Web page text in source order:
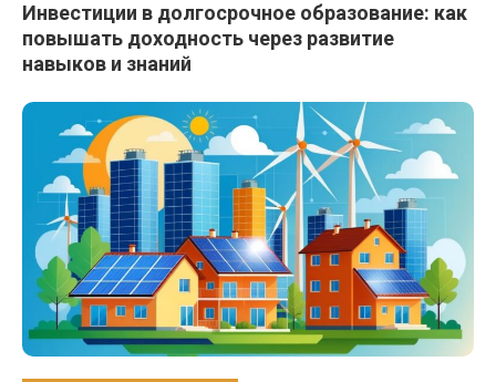
Инвестиции в долгосрочное образование: как
повышать доходность через развитие
навыков и знаний